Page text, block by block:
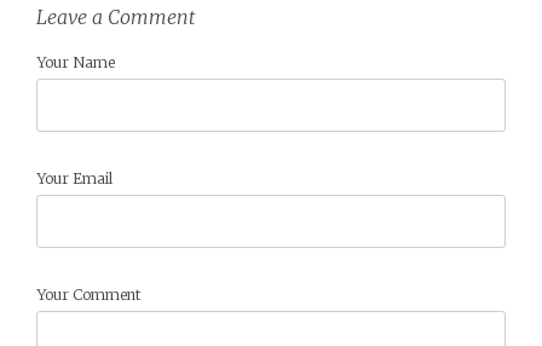
Leave a Comment
Your Name
Your Email
Your Comment